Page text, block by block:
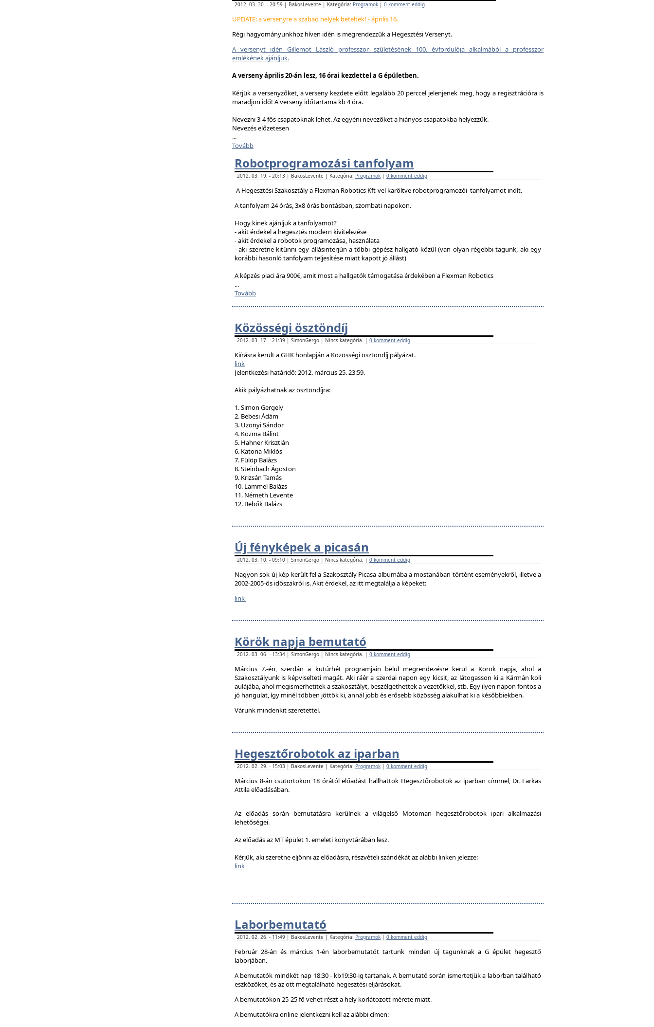
2012. 03. 30. - 20:59 | BakosLevente | Kategória: Programok | 0 komment eddig
UPDATE: a versenyre a szabad helyek beteltek! - április 16.
Régi hagyományunkhoz híven idén is megrendezzük a Hegesztési Versenyt.
A versenyt idén Gillemot László professzor születésének 100. évfordulója alkalmából a professzor
emlékének ajánljuk.
A verseny április 20-án lesz, 16 órai kezdettel a G épületben.
Kérjük a versenyzőket, a verseny kezdete előtt legalább 20 perccel jelenjenek meg, hogy a regisztrációra is
maradjon idő! A verseny időtartama kb 4 óra.
Nevezni 3-4 fős csapatoknak lehet. Az egyéni nevezőket a hiányos csapatokba helyezzük.
Nevezés előzetesen
...
Tovább
Robotprogramozási tanfolyam
2012. 03. 19. - 20:13 | BakosLevente | Kategória: Programok | 0 komment eddig
A Hegesztési Szakosztály a Flexman Robotics Kft-vel karöltve robotprogramozói tanfolyamot indít.
A tanfolyam 24 órás, 3x8 órás bontásban, szombati napokon.
Hogy kinek ajánljuk a tanfolyamot?
- akit érdekel a hegesztés modern kivitelezése
- akit érdekel a robotok programozása, használata
- aki szeretne kitűnni egy állásinterjún a többi gépész hallgató közül (van olyan régebbi tagunk, aki egy
korábbi hasonló tanfolyam teljesítése miatt kapott jó állást)
A képzés piaci ára 900€, amit most a hallgatók támogatása érdekében a Flexman Robotics
...
Tovább
Közösségi ösztöndíj
2012. 03. 17. - 21:39 | SimonGergo | Nincs kategória. | 0 komment eddig
Kiírásra került a GHK honlapján a Közösségi ösztöndíj pályázat.
link
Jelentkezési határidő: 2012. március 25. 23:59.
Akik pályázhatnak az ösztöndíjra:
1. Simon Gergely
2. Bebesi Ádám
3. Uzonyi Sándor
4. Kozma Bálint
5. Hahner Krisztián
6. Katona Miklós
7. Fülöp Balázs
8. Steinbach Ágoston
9. Krizsán Tamás
10. Lammel Balázs
11. Németh Levente
12. Bebők Balázs
Új fényképek a picasán
2012. 03. 10. - 09:10 | SimonGergo | Nincs kategória. | 0 komment eddig
Nagyon sok új kép került fel a Szakosztály Picasa albumába a mostanában történt eseményekről, illetve a
2002-2005-ös időszakról is. Akit érdekel, az itt megtalálja a képeket:
link
Körök napja bemutató
2012. 03. 06. - 13:34 | SimonGergo | Nincs kategória. | 0 komment eddig
Március 7.-én, szerdán a kutúrhét programjain belül megrendezésre kerül a Körök napja, ahol a
Szakosztályunk is képviselteti magát. Aki ráér a szerdai napon egy kicsit, az látogasson ki a Kármán koli
aulájába, ahol megismerhetitek a szakosztályt, beszélgethettek a vezetőkkel, stb. Egy ilyen napon fontos a
jó hangulat, így minél többen jöttök ki, annál jobb és erősebb közösség alakulhat ki a későbbiekben.
Várunk mindenkit szeretettel.
Hegesztőrobotok az iparban
2012. 02. 29. - 15:03 | BakosLevente | Kategória: Programok | 0 komment eddig
Március 8-án csütörtökön 18 órától előadást hallhattok Hegesztőrobotok az iparban címmel, Dr. Farkas
Attila előadásában.
Az előadás során bemutatásra kerülnek a világelső Motoman hegesztőrobotok ipari alkalmazási
lehetőségei.
Az előadás az MT épület 1. emeleti könyvtárában lesz.
Kérjük, aki szeretne eljönni az előadásra, részvételi szándékát az alábbi linken jelezze:
link
Laborbemutató
2012. 02. 26. - 11:49 | BakosLevente | Kategória: Programok | 0 komment eddig
Február 28-án és március 1-én laborbemutatót tartunk minden új tagunknak a G épület hegesztő
laborjában.
A bemutatók mindkét nap 18:30 - kb19:30-ig tartanak. A bemutató során ismertetjük a laborban található
eszközöket, és az ott megtalálható hegesztési eljárásokat.
A bemutatókon 25-25 fő vehet részt a hely korlátozott mérete miatt.
A bemutatókra online jelentkezni kell az alábbi címen: